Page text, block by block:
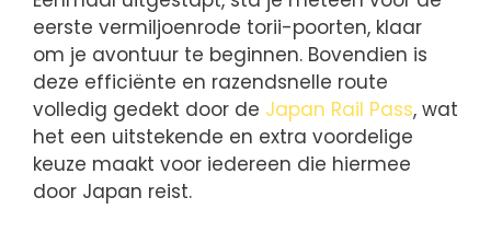
eerste vermiljoenrode torii-poorten, klaar
om je avontuur te beginnen. Bovendien is
deze efficiënte en razendsnelle route
volledig gedekt door de Japan Rail Pass, wat
het een uitstekende en extra voordelige
keuze maakt voor iedereen die hiermee
door Japan reist.